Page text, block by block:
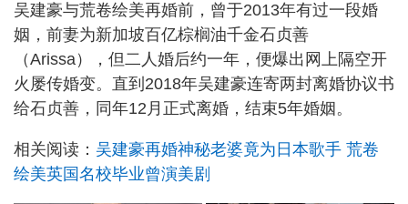
吴建豪与荒卷绘美再婚前，曾于2013年有过一段婚
姻，前妻为新加坡百亿棕榈油千金石贞善
（Arissa），但二人婚后约一年，便爆出网上隔空开
火屡传婚变。直到2018年吴建豪连寄两封离婚协议书
给石贞善，同年12月正式离婚，结束5年婚姻。
相关阅读： 吴建豪再婚神秘老婆竟为日本歌手 荒卷
绘美英国名校毕业曾演美剧